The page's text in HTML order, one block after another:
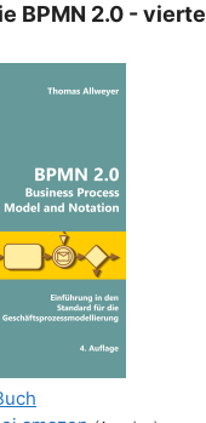
BPMN 2.0 - vierte